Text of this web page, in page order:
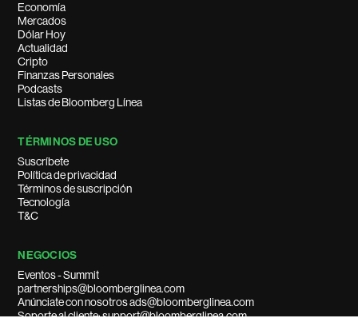
Economía
Mercados
Dólar Hoy
Actualidad
Cripto
Finanzas Personales
Podcasts
Listas de Bloomberg Línea
TÉRMINOS DE USO
Suscríbete
Política de privacidad
Términos de suscripción
Tecnología
T&C
NEGOCIOS
Eventos - Summit
partnerships@bloomberglinea.com
Anúnciate con nosotros ads@bloomberglinea.com
Soporte al cliente: support@bloomberglinea.com